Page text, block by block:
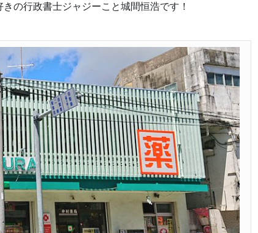
の行政書士ジャジーこと城間恒浩です！